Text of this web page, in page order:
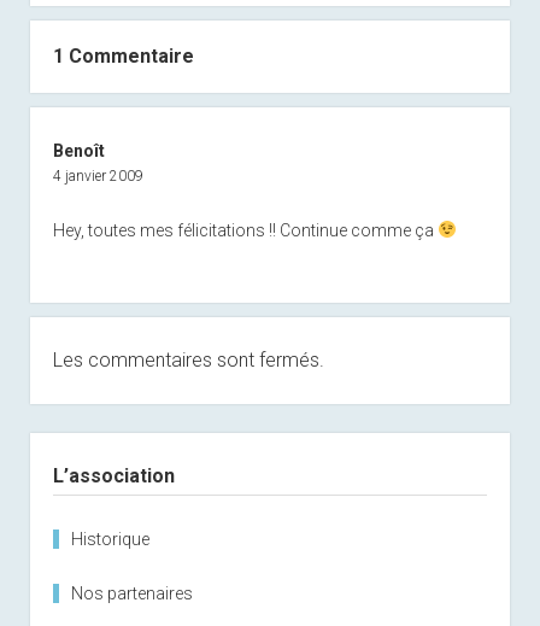
1 Commentaire
Benoît
4 janvier 2009
Hey, toutes mes félicitations !! Continue comme ça
Les commentaires sont fermés.
L’association
Historique
Nos partenaires